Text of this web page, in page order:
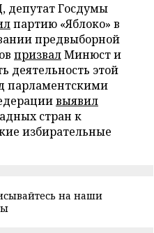
депутат Госдумы
партию «Яблоко» в
предвыборной
призвалМинюст и
деятельность этой
парламентскими
выявил
стран к
избирательные
на наши